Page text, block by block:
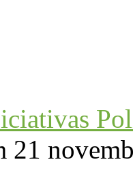
21